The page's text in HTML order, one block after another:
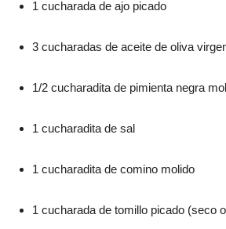
1 cucharada de ajo picado
3 cucharadas de aceite de oliva
1/2 cucharadita de pimienta negra
1 cucharadita de sal
1 cucharadita de comino molido
1 cucharada de tomillo picado (seco